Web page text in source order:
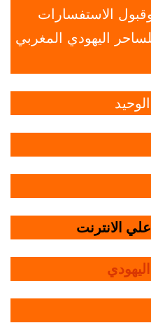
الاستفسارات
اليهودي المغربي
الانترنت